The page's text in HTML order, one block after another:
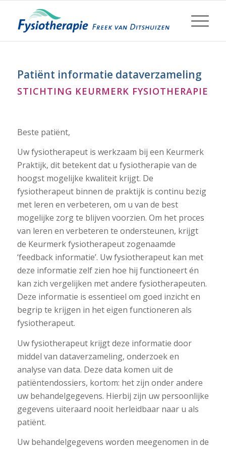
Patiënt informatie dataverzameling
STICHTING KEURMERK FYSIOTHERAPIE
Beste patiënt,
Uw fysiotherapeut is werkzaam bij een Keurmerk
Praktijk, dit betekent dat u fysiotherapie van de
hoogst mogelijke kwaliteit krijgt. De
fysiotherapeut binnen de praktijk is continu bezig
met leren en verbeteren, om u van de best
mogelijke zorg te blijven voorzien. Om het proces
van leren en verbeteren te ondersteunen, krijgt
de Keurmerk fysiotherapeut zogenaamde
‘feedback informatie’. Uw fysiotherapeut kan met
deze informatie zelf zien hoe hij functioneert én
kan zich vergelijken met andere fysiotherapeuten.
Deze informatie is essentieel om goed inzicht en
begrip te krijgen in het eigen functioneren als
fysiotherapeut.
Uw fysiotherapeut krijgt deze informatie door
middel van dataverzameling, onderzoek en
analyse van data. Deze data komen uit de
patiëntendossiers, kortom: het zijn onder andere
uw behandelgegevens. Hierbij zijn uw persoonlijke
gegevens uiteraard nooit herleidbaar naar u als
patiënt.
Uw behandelgegevens worden meegenomen in de